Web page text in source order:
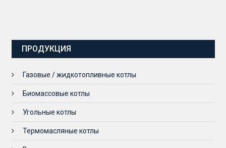
ПРОДУКЦИЯ
Газовые / жидкотопливные котлы
Биомассовые котлы
Угольные котлы
Термомасляные котлы